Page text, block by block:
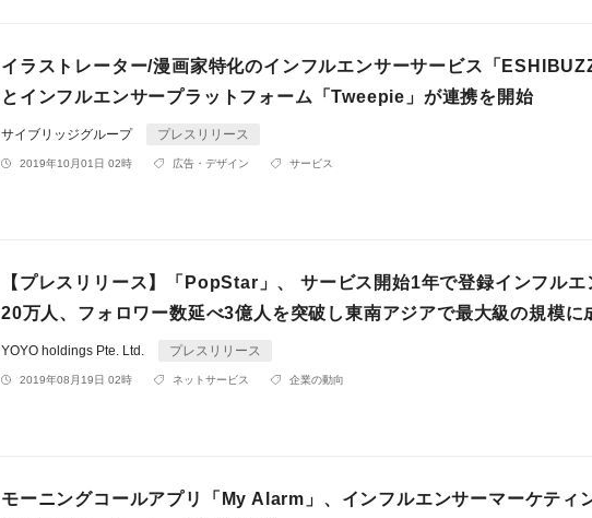
イラストレーター/漫画家特化のインフルエンサーサービス「
とインフルエンサープラットフォーム「Tweepie」が連携を開始
サイブリッジグループ プレスリリース
2019年10月01日 02時 広告・デザイン サービス
【プレスリリース】「PopStar」、 サービス開始1年で登録インフルエ
20万人、フォロワー数延べ3億人を突破し東南アジアで最大級の規模に
YOYO holdings Pte. Ltd. プレスリリース
2019年08月19日 02時 ネットサービス 企業の動向
モーニングコールアプリ「My Alarm」、インフルエンサーマーケティ